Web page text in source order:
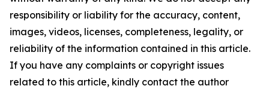
responsibility or liability for the accuracy, content,
images, videos, licenses, completeness, legality, or
reliability of the information contained in this article.
If you have any complaints or copyright issues
related to this article, kindly contact the author